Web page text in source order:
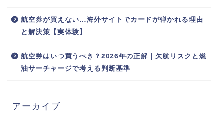
航空券が買えない…海外サイトでカードが弾かれる理由
と解決策【実体験】
航空券はいつ買うべき？2026年の正解｜欠航リスクと燃
油サーチャージで考える判断基準
アーカイブ